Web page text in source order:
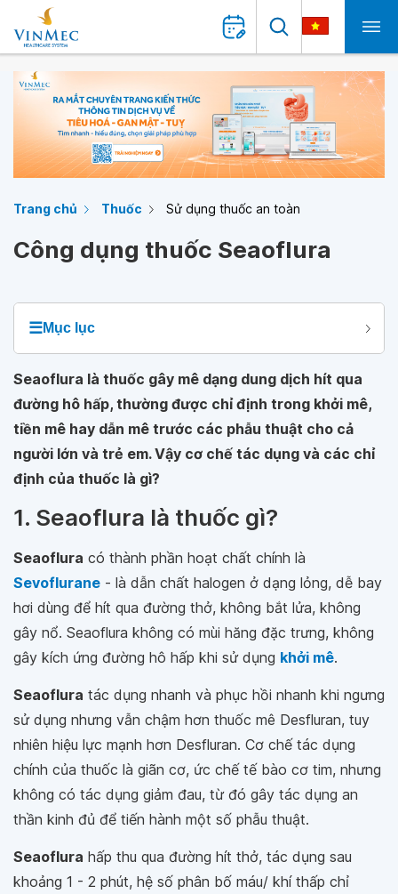
Trang chủ Thuốc Sử dụng thuốc an toàn
Công dụng thuốc Seaoflura
☰Mục lục
Seaoflura là thuốc gây mê dạng dung dịch hít qua
đường hô hấp, thường được chỉ định trong khởi mê,
tiền mê hay dẫn mê trước các phẫu thuật cho cả
người lớn và trẻ em. Vậy cơ chế tác dụng và các chỉ
định của thuốc là gì?
1. Seaoflura là thuốc gì?
Seaoflura có thành phần hoạt chất chính là
Sevoflurane - là dẫn chất halogen ở dạng lỏng, dễ bay
hơi dùng để hít qua đường thở, không bắt lửa, không
gây nổ. Seaoflura không có mùi hăng đặc trưng, không
gây kích ứng đường hô hấp khi sử dụng khởi mê.
Seaoflura tác dụng nhanh và phục hồi nhanh khi ngưng
sử dụng nhưng vẫn chậm hơn thuốc mê Desfluran, tuy
nhiên hiệu lực mạnh hơn Desfluran. Cơ chế tác dụng
chính của thuốc là giãn cơ, ức chế tế bào cơ tim, nhưng
không có tác dụng giảm đau, từ đó gây tác dụng an
thần kinh đủ để tiến hành một số phẫu thuật.
Seaoflura hấp thu qua đường hít thở, tác dụng sau
khoảng 1 - 2 phút, hệ số phân bố máu/ khí thấp chỉ